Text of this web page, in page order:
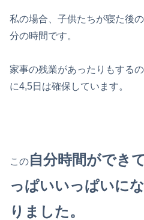
私の場合、子供たちが寝た後
分の時間です。
家事の残業があったりもする
に4,5日は確保しています。
この自分時間ができ
っぱいいっぱいに
りました。